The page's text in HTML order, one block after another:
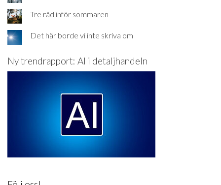
Tre råd inför sommaren
Det här borde vi inte skriva om
Ny trendrapport: AI i detaljhandeln